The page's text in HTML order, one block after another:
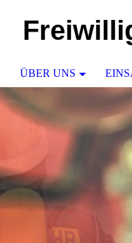
ÜBER UNS